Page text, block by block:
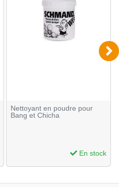
Nettoyant en poudre pour
Bang et Chicha
En stock